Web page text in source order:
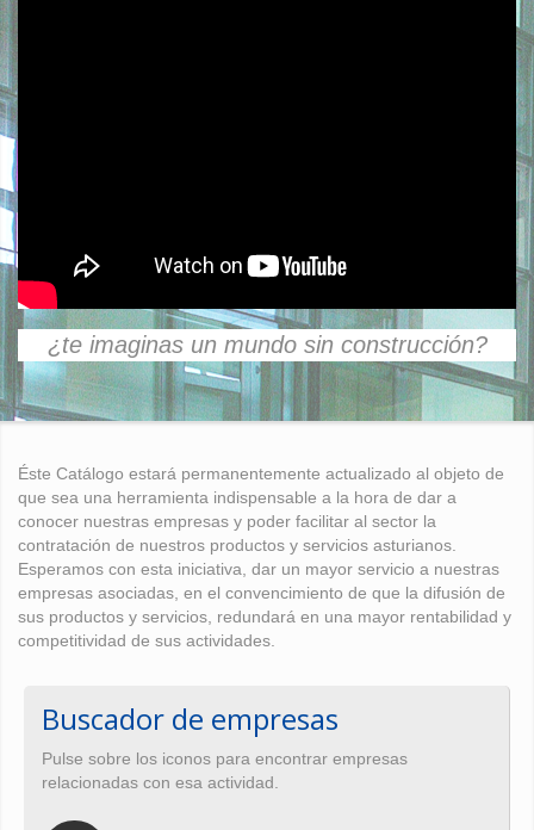
¿te imaginas un mundo sin construcción?
Éste Catálogo estará permanentemente actualizado al objeto de
que sea una herramienta indispensable a la hora de dar a
conocer nuestras empresas y poder facilitar al sector la
contratación de nuestros productos y servicios asturianos.
Esperamos con esta iniciativa, dar un mayor servicio a nuestras
empresas asociadas, en el convencimiento de que la difusión de
sus productos y servicios, redundará en una mayor rentabilidad y
competitividad de sus actividades.
Buscador de empresas
Pulse sobre los iconos para encontrar empresas
relacionadas con esa actividad.